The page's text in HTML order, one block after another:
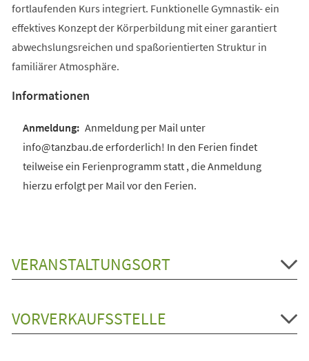
fortlaufenden Kurs integriert. Funktionelle Gymnastik- ein
effektives Konzept der Körperbildung mit einer garantiert
abwechslungsreichen und spaßorientierten Struktur in
familiärer Atmosphäre.
Informationen
Anmeldung per Mail unter
info@tanzbau.de erforderlich! In den Ferien findet
teilweise ein Ferienprogramm statt , die Anmeldung
hierzu erfolgt per Mail vor den Ferien.
VERANSTALTUNGSORT
VORVERKAUFSSTELLE